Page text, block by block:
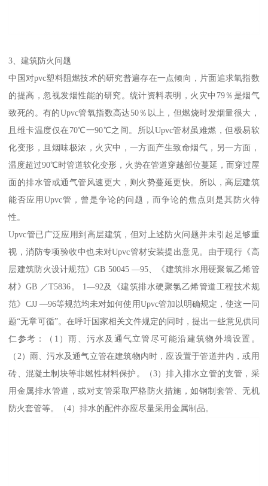
3、建筑防火问题
中国对pvc塑料阻燃技术的研究普遍存在一点倾向，片面追求氧指数
的提高，忽视发烟性能的研究。统计资料表明，火灾中79％是烟气
致死的。有的Upvc管氧指数高达50％以上，但燃烧时发烟量很大，
且维卡温度仅在70℃一90℃之间。所以Upvc管材虽难燃，但极易软
化变形，且烟味极浓，火灾中，一方面产生致命烟气，另一方面，
温度超过90℃时管道软化变形，火势在管道穿越部位蔓延，而穿过屋
面的排水管或通气管风速更大，则火势蔓延更快。所以，高层建筑
能否应用Upvc管，曾是争论的问题，而争论的焦点则是其防火特
性。
Upvc管已广泛应用到高层建筑，但对上述防火问题并未引起足够重
视，消防专项验收中也未对Upvc管材安装提出意见。由于现行《高
层建筑防火设计规范》GB 50045 —95、《建筑排水用硬聚氯乙烯管
材》GB ／T5836。 1—92及《建筑排水硬聚氯乙烯管道工程技术规
范》CJJ —96等规范均未对如何使用Upvc管加以明确规定，使这一问
题“无章可循”。在呼吁国家相关文件规定的同时，提出一些意见供同
仁参考：（1）雨、污水及通气立管尽可能沿建筑物外墙设置。
（2）雨、污水及通气立管在建筑物内时，应设置于管道井内，或用
砖、混凝土制块等非燃性材料保护。（3）排入排水立管的支管，采
用金属排水管道，或对支管采取严格防火措施，如钢制套管、无机
防火套管等。（4）排水的配件亦应尽量采用金属制品。